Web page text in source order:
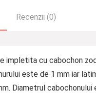
Recenzii (0)
impletita cu cabochon
este de 1 mm iar
Diametrul cabochonului